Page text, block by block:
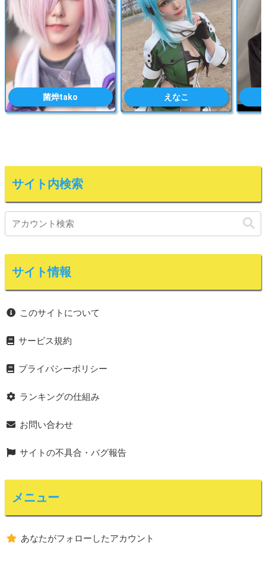
菌烨tako えなこ
サイト内検索
サイト情報
このサイトについて
サービス規約
プライバシーポリシー
ランキングの仕組み
お問い合わせ
サイトの不具合・バグ報告
メニュー
あなたがフォローしたアカウント